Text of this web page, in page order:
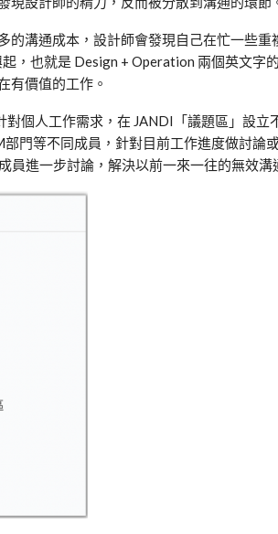
溝通成本，設計師會發現自己在忙一些重
起，也就是 Design + Operation 兩個英文字
有價值的工作。
對個人工作需求，在 JANDI
「議題區」設立
部門等不同成員，針對目前工作進度做討論
員進一步討論，解決以前一來一往的無效溝